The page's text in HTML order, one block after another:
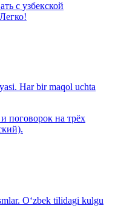
с узбекской
Har bir maqol uchta
поговорок на трёх
O‘zbek tilidagi kulgu